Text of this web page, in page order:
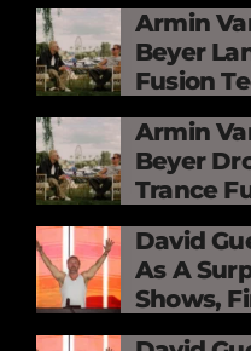
Armin
Beyer
Fusion
Mercy »
Armin
Beyer
Trance
David
As A
Shows,